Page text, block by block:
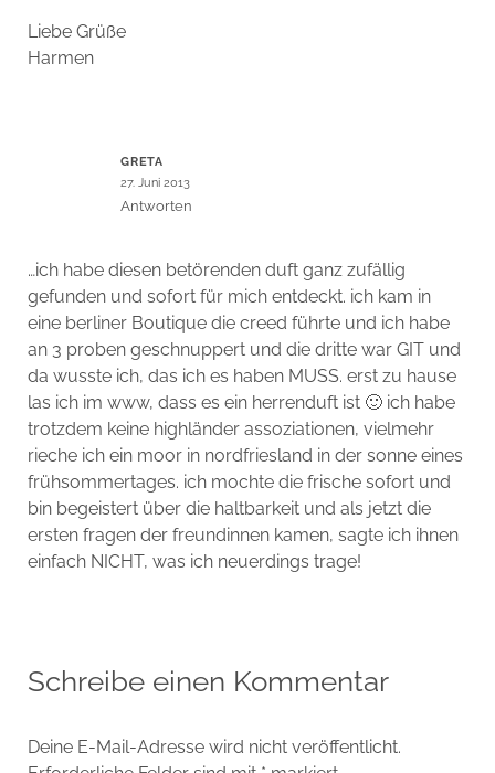
Liebe Grüße
Harmen
GRETA
27. Juni 2013
Antworten
…ich habe diesen betörenden duft ganz zufällig
gefunden und sofort für mich entdeckt. ich kam in
eine berliner Boutique die creed führte und ich habe
an 3 proben geschnuppert und die dritte war GIT und
da wusste ich, das ich es haben MUSS. erst zu hause
las ich im www, dass es ein herrenduft ist 🙂 ich habe
trotzdem keine highländer assoziationen, vielmehr
rieche ich ein moor in nordfriesland in der sonne eines
frühsommertages. ich mochte die frische sofort und
bin begeistert über die haltbarkeit und als jetzt die
ersten fragen der freundinnen kamen, sagte ich ihnen
einfach NICHT, was ich neuerdings trage!
Schreibe einen Kommentar
Deine E-Mail-Adresse wird nicht veröffentlicht.